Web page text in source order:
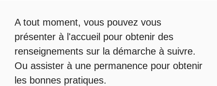
A tout moment, vous pouvez vous
présenter à l'accueil pour obtenir des
renseignements sur la démarche à suivre.
Ou assister à une permanence pour obtenir
les bonnes pratiques.